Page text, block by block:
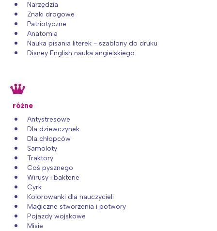
Narzędzia
Znaki drogowe
Patriotyczne
Anatomia
Nauka pisania literek - szablony do druku
Disney English nauka angielskiego
różne
Antystresowe
Dla dziewczynek
Dla chłopców
Samoloty
Traktory
Coś pysznego
Wirusy i bakterie
Cyrk
Kolorowanki dla nauczycieli
Magiczne stworzenia i potwory
Pojazdy wojskowe
Misie